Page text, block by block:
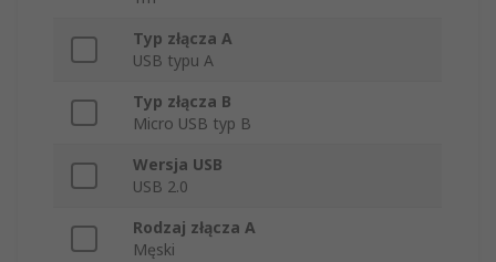
Typ złącza A
USB typu A
Typ złącza B
Micro USB typ B
Wersja USB
USB 2.0
Rodzaj złącza A
Męski